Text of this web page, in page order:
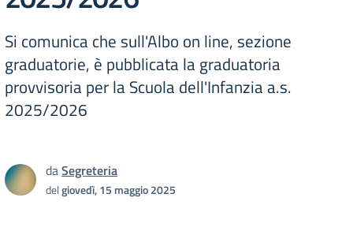
Si comunica che sull'Albo on line, sezione
graduatorie, è pubblicata la graduatoria
provvisoria per la Scuola dell'Infanzia a.s.
2025/2026
daSegreteria
delgiovedì, 15 maggio 2025